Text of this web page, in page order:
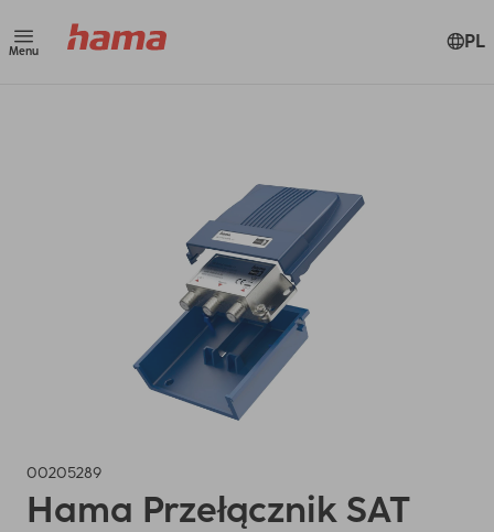
Menu PL
00205289
Hama Przełącznik SAT